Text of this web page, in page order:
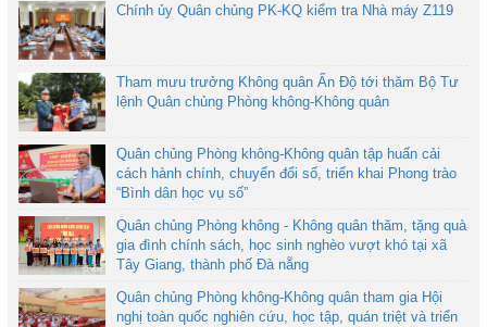
Chính ủy Quân chủng PK-KQ kiểm tra Nhà máy Z119
Tham mưu trưởng Không quân Ấn Độ tới thăm Bộ Tư
lệnh Quân chủng Phòng không-Không quân
Quân chủng Phòng không-Không quân tập huấn cải
cách hành chính, chuyển đổi số, triển khai Phong trào
“Bình dân học vụ số”
Quân chủng Phòng không - Không quân thăm, tặng quà
gia đình chính sách, học sinh nghèo vượt khó tại xã
Tây Giang, thành phố Đà nẵng
Quân chủng Phòng không-Không quân tham gia Hội
nghị toàn quốc nghiên cứu, học tập, quán triệt và triển